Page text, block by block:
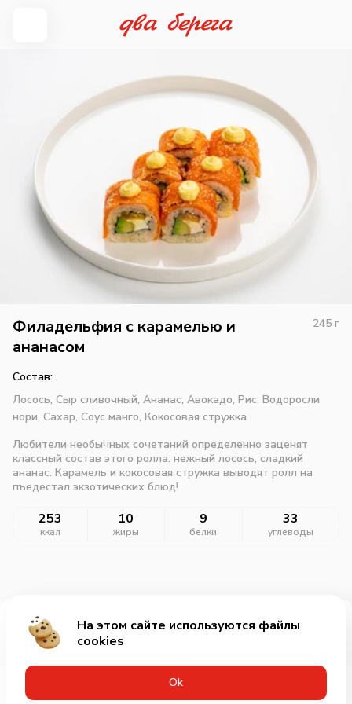
Филадельфия с карамелью и
ананасом
245 г
Состав:
Лосось, Сыр сливочный, Ананас, Авокадо, Рис, Водоросли
нори, Сахар, Соус манго, Кокосовая стружка
Любители необычных сочетаний определенно заценят
классный состав этого ролла: нежный лосось, сладкий
ананас. Карамель и кокосовая стружка выводят ролл на
пъедестал экзотических блюд!
253
ккал
10
жиры
9
белки
33
углеводы
Добавить за 689₽
На этом сайте используются файлы
cookies
Оk